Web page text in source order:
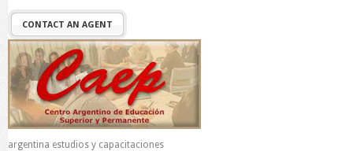
CONTACT AN AGENT
argentina estudios y capacitaciones